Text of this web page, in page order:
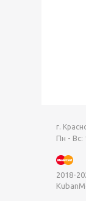
г.
Пн - Вс:
2018-